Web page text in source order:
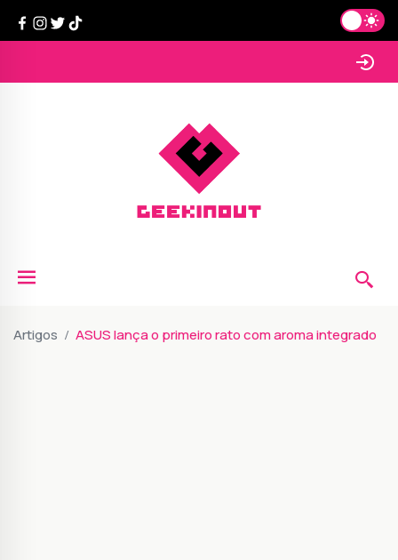
Artigos ASUS lança o primeiro rato com aroma integrado